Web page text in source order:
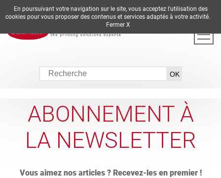
DE EN ES FR IT
ABONNEMENT À
LA NEWSLETTER
Vous aimez nos articles ? Recevez-les en premier !
En poursuivant votre navigation sur le site, vous acceptez l'utilisation des
cookies pour vous proposer des contenus et services adaptés à votre activité.
Fermer X